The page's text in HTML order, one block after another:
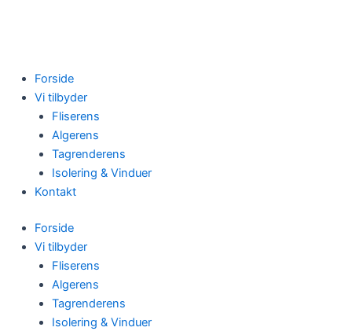
Forside
Vi tilbyder
Fliserens
Algerens
Tagrenderens
Isolering & Vinduer
Kontakt
Forside
Vi tilbyder
Fliserens
Algerens
Tagrenderens
Isolering & Vinduer